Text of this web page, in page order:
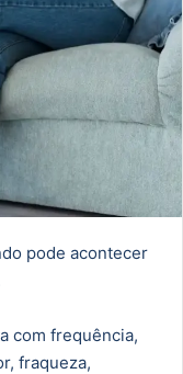
pode acontecer
com frequência,
fraqueza,